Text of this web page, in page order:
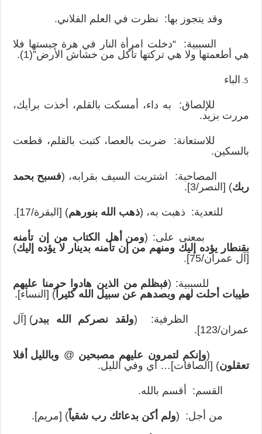
وقد يتجوز بها: نظرت في العلم الفلاني.
السببية: “دخلت امرأة النار في هرة حبستها فلا
هي أطعمتها ولا هي تركتها تأكل من خشاش الأرض”(1).
الباء
للإلصاق: به داء، أمسكت بالقلم، أخذت برأيك،
مررت بزيد.
للاستعانة: ضربت بالعصا، كتبت بالقلم، قطعت
بالسكين.
المصاحبة: اشتريت السيف بقرابه، (فسبح بحمد
ربك) [النصر/3].
للتعدية: ذهبت به، (ذهب الله بنورهم) [البقرة/17].
بمعنى على: (ومن أهل الكتاب من إن تأمنه
بقنطار يؤده إليك ومنهم من إن تأمنه بدينار لا يؤده إليك)
[آل عمران/75].
للسببية: (فبظلم من الذين هادوا حرمنا عليهم
طيبات أحلت لهم وبصدهم عن سبيل الله كثيراً) [النساء].
الظرفية: (ولقد نصركم الله ببدر ) [آل
عمران/123].
(وإنكم لتمرون عليهم مصبحين @ وبالليل أفلا
تعقلون) [الصافات]… أي وفي الليل.
القسم: أقسم بالله.
من أجل: (ولم أكن بدعائك رب شقياً) [مريم].